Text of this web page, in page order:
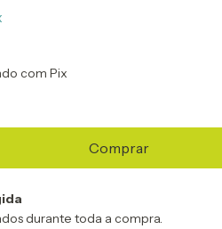
com Pix
durante toda a compra.